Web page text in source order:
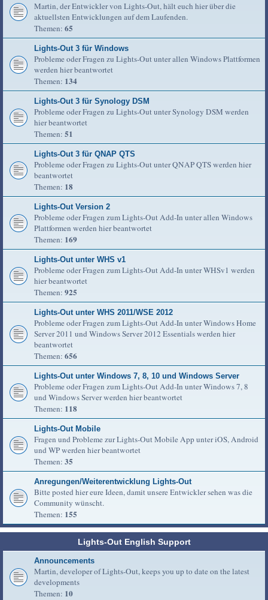
Martin, der Entwickler von Lights-Out, hält euch hier über die
aktuellsten Entwicklungen auf dem Laufenden.
Themen: 65
Lights-Out 3 für Windows
Probleme oder Fragen zu Lights-Out unter allen Windows Plattformen
werden hier beantwortet
Themen: 134
Lights-Out 3 für Synology DSM
Probleme oder Fragen zu Lights-Out unter Synology DSM werden
hier beantwortet
Themen: 51
Lights-Out 3 für QNAP QTS
Probleme oder Fragen zu Lights-Out unter QNAP QTS werden hier
beantwortet
Themen: 18
Lights-Out Version 2
Probleme oder Fragen zum Lights-Out Add-In unter allen Windows
Plattformen werden hier beantwortet
Themen: 169
Lights-Out unter WHS v1
Probleme oder Fragen zum Lights-Out Add-In unter WHSv1 werden
hier beantwortet
Themen: 925
Lights-Out unter WHS 2011/WSE 2012
Probleme oder Fragen zum Lights-Out Add-In unter Windows Home
Server 2011 und Windows Server 2012 Essentials werden hier
beantwortet
Themen: 656
Lights-Out unter Windows 7, 8, 10 und Windows Server
Probleme oder Fragen zum Lights-Out Add-In unter Windows 7, 8
und Windows Server werden hier beantwortet
Themen: 118
Lights-Out Mobile
Fragen und Probleme zur Lights-Out Mobile App unter iOS, Android
und WP werden hier beantwortet
Themen: 35
Anregungen/Weiterentwicklung Lights-Out
Bitte posted hier eure Ideen, damit unsere Entwickler sehen was die
Community wünscht.
Themen: 155
Lights-Out English Support
Announcements
Martin, developer of Lights-Out, keeps you up to date on the latest
developments
Themen: 10